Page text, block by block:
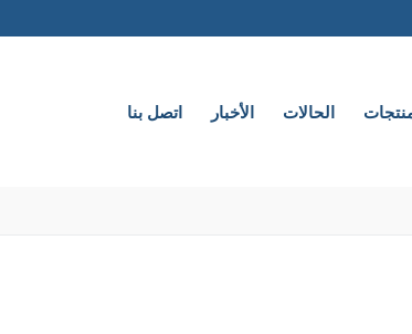
الحالات الأخبار اتصل بنا